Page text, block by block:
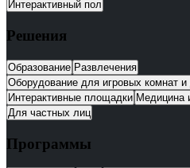
Интерактивный пол
Решения
Образование Развлечения
Оборудование для игровых комнат
Интерактивные площадки Медицина
Для частных лиц
Программы